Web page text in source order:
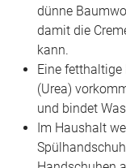
dünne
damit die
kann.
Eine
(Urea)
und bindet
Im Haushalt